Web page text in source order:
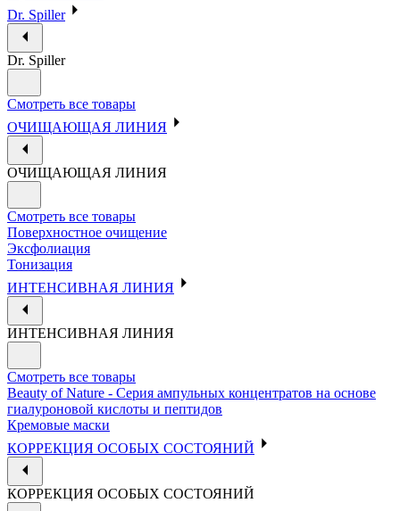
Dr. Spiller
Dr. Spiller
Смотреть все товары
ОЧИЩАЮЩАЯ ЛИНИЯ
ОЧИЩАЮЩАЯ ЛИНИЯ
Смотреть все товары
Поверхностное очищение
Эксфолиация
Тонизация
ИНТЕНСИВНАЯ ЛИНИЯ
ИНТЕНСИВНАЯ ЛИНИЯ
Смотреть все товары
Beauty of Nature - Серия ампульных концентратов на основе
гиалуроновой кислоты и пептидов
Кремовые маски
КОРРЕКЦИЯ ОСОБЫХ СОСТОЯНИЙ
КОРРЕКЦИЯ ОСОБЫХ СОСТОЯНИЙ